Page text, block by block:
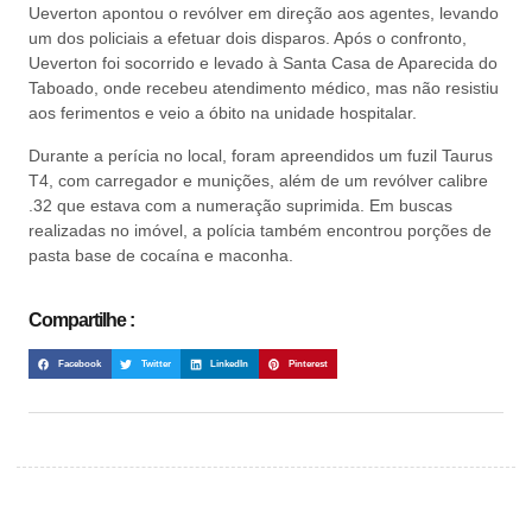
Ueverton apontou o revólver em direção aos agentes, levando
um dos policiais a efetuar dois disparos. Após o confronto,
Ueverton foi socorrido e levado à Santa Casa de Aparecida do
Taboado, onde recebeu atendimento médico, mas não resistiu
aos ferimentos e veio a óbito na unidade hospitalar.
Durante a perícia no local, foram apreendidos um fuzil Taurus
T4, com carregador e munições, além de um revólver calibre
.32 que estava com a numeração suprimida. Em buscas
realizadas no imóvel, a polícia também encontrou porções de
pasta base de cocaína e maconha.
Compartilhe :
Facebook Twitter LinkedIn Pinterest